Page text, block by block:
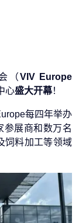
（VIV Europe
心盛大开幕！
每四年举办
参展商和数万名
饲料加工等领域